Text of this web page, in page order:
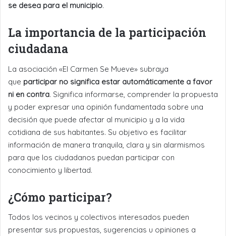
se desea para el municipio.
La importancia de la participación
ciudadana
La asociación «El Carmen Se Mueve» subraya
que participar no significa estar automáticamente a favor
ni en contra. Significa informarse, comprender la propuesta
y poder expresar una opinión fundamentada sobre una
decisión que puede afectar al municipio y a la vida
cotidiana de sus habitantes. Su objetivo es facilitar
información de manera tranquila, clara y sin alarmismos
para que los ciudadanos puedan participar con
conocimiento y libertad.
¿Cómo participar?
Todos los vecinos y colectivos interesados pueden
presentar sus propuestas, sugerencias u opiniones a